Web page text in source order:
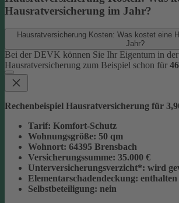
Hausratversicherung im Jahr?
Hausratversicherung Kosten: Was kostet eine
Jahr?
Bei der DEVK können Sie Ihr Eigentum in
Hausratversicherung zum Beispiel schon für
Rechenbeispiel Hausratversicherung für
Tarif: Komfort-Schutz
Wohnungsgröße: 50 qm
Wohnort: 64395 Brensbach
Versicherungssumme: 35.000 €
Unterversicherungsverzicht*: wird
Elementarschadendeckung: enthalten
Selbstbeteiligung: nein